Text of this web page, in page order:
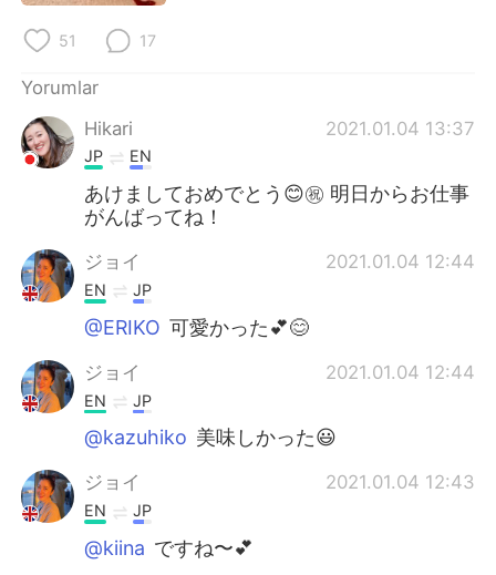
51 17
Yorumlar
Hikari
2021.01.04 13:37
JP EN
あけましておめでとう😊㊗️ 明日からお仕事
がんばってね！
ジョイ 2021.01.04 12:44
EN JP
@ERIKO 可愛かった💕😊
ジョイ 2021.01.04 12:44
EN JP
@kazuhiko 美味しかった😃
ジョイ 2021.01.04 12:43
EN JP
@kiina ですね〜💕